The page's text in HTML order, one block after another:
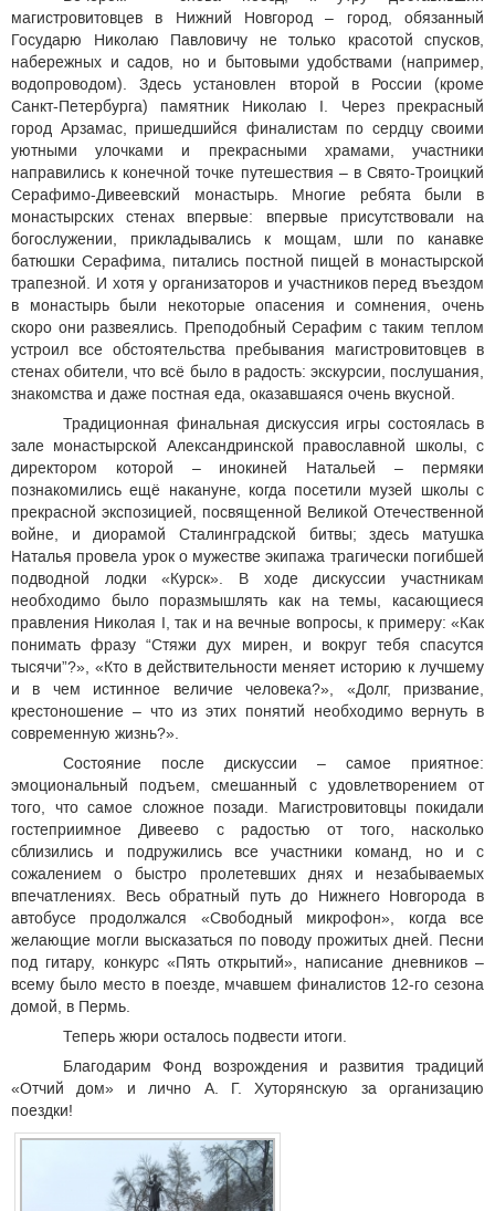
магистровитовцев в Нижний Новгород – город, обязанный
Государю Николаю Павловичу не только красотой спусков,
набережных и садов, но и бытовыми удобствами (например,
водопроводом). Здесь установлен второй в России (кроме
Санкт-Петербурга) памятник Николаю I. Через прекрасный
город Арзамас, пришедшийся финалистам по сердцу своими
уютными улочками и прекрасными храмами, участники
направились к конечной точке путешествия – в Свято-Троицкий
Серафимо-Дивеевский монастырь. Многие ребята были в
монастырских стенах впервые: впервые присутствовали на
богослужении, прикладывались к мощам, шли по канавке
батюшки Серафима, питались постной пищей в монастырской
трапезной. И хотя у организаторов и участников перед въездом
в монастырь были некоторые опасения и сомнения, очень
скоро они развеялись. Преподобный Серафим с таким теплом
устроил все обстоятельства пребывания магистровитовцев в
стенах обители, что всё было в радость: экскурсии, послушания,
знакомства и даже постная еда, оказавшаяся очень вкусной.
Традиционная финальная дискуссия игры состоялась в
зале монастырской Александринской православной школы, с
директором которой – инокиней Натальей – пермяки
познакомились ещё накануне, когда посетили музей школы с
прекрасной экспозицией, посвященной Великой Отечественной
войне, и диорамой Сталинградской битвы; здесь матушка
Наталья провела урок о мужестве экипажа трагически погибшей
подводной лодки «Курск». В ходе дискуссии участникам
необходимо было поразмышлять как на темы, касающиеся
правления Николая I, так и на вечные вопросы, к примеру: «Как
понимать фразу “Стяжи дух мирен, и вокруг тебя спасутся
тысячи”?», «Кто в действительности меняет историю к лучшему
и в чем истинное величие человека?», «Долг, призвание,
крестоношение – что из этих понятий необходимо вернуть в
современную жизнь?».
Состояние после дискуссии – самое приятное:
эмоциональный подъем, смешанный с удовлетворением от
того, что самое сложное позади. Магистровитовцы покидали
гостеприимное Дивеево с радостью от того, насколько
сблизились и подружились все участники команд, но и с
сожалением о быстро пролетевших днях и незабываемых
впечатлениях. Весь обратный путь до Нижнего Новгорода в
автобусе продолжался «Свободный микрофон», когда все
желающие могли высказаться по поводу прожитых дней. Песни
под гитару, конкурс «Пять открытий», написание дневников –
всему было место в поезде, мчавшем финалистов 12-го сезона
домой, в Пермь.
Теперь жюри осталось подвести итоги.
Благодарим Фонд возрождения и развития традиций
«Отчий дом» и лично А. Г. Хуторянскую за организацию
поездки!